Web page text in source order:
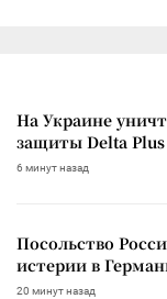
На Украине
защиты Delta Plus
6 минут назад
Посольство
истерии в
20 минут назад